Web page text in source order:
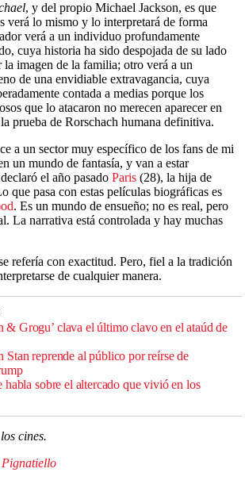
, y del propio Michael Jackson, es que
verá lo mismo y lo interpretará de forma
verá a un individuo profundamente
cuya historia ha sido despojada de su lado
la imagen de la familia; otro verá a un
de una envidiable extravagancia, cuya
contada a medias porque los
que lo atacaron no merecen aparecer en
prueba de Rorschach humana definitiva.
a un sector muy específico de los fans de mi
un mundo de fantasía, y van a estar
el año pasado Paris (28), la hija de
que pasa con estas películas biográficas es
. Es un mundo de ensueño; no es real, pero
La narrativa está controlada y hay muchas
refería con exactitud. Pero, fiel a la tradición
de cualquier manera.
& Grogu’ clava el último clavo en el ataúd de
Stan reprende al público por reírse de
habla sobre el altercado que vivió en los
cines.